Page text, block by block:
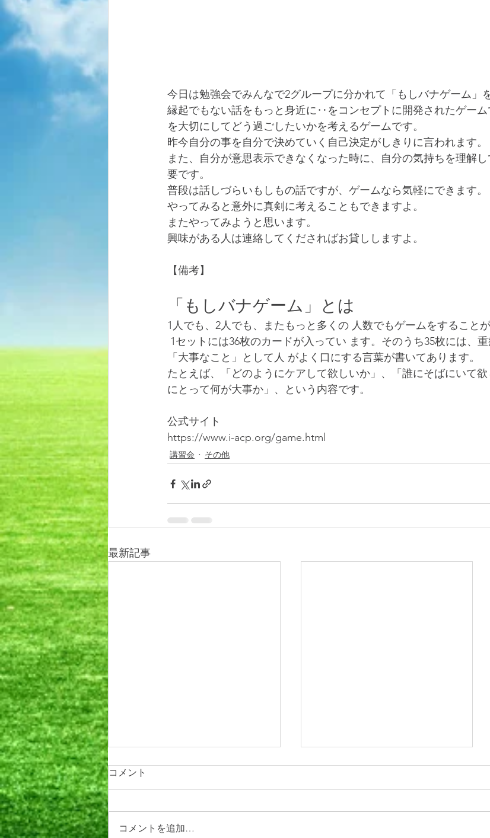
今日は勉強会でみんなで2グループに分かれて「もしバナゲーム」
縁起でもない話をもっと身近に‥をコンセプトに開発されたゲー
を大切にしてどう過ごしたいかを考えるゲームです。
昨今自分の事を自分で決めていく自己決定がしきりに言われます。
また、自分が意思表示できなくなった時に、自分の気持ちを理解
要です。
普段は話しづらいもしもの話ですが、ゲームなら気軽にできます。
やってみると意外に真剣に考えることもできますよ。
またやってみようと思います。
興味がある人は連絡してくださればお貸ししますよ。
【備考】
「もしバナゲーム」とは
1人でも、2人でも、またもっと多くの 人数でもゲームをすることが
「大事なこと」として人 がよく口にする言葉が書いてあります。
たとえば、「どのようにケアして欲しいか」、「誰にそばにいて
にとって何が大事か」、という内容です。
公式サイト
https://www.i-acp.org/game.html
講習会 その他
最新記事
コメント
コメントを追加…